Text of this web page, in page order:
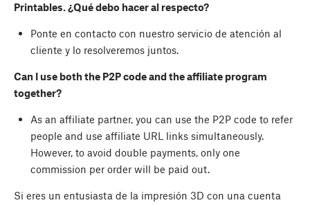
Printables. ¿Qué debo hacer al respecto?
Ponte en contacto con nuestro servicio de atención al
cliente y lo resolveremos juntos.
Can I use both the P2P code and the affiliate program
together?
As an affiliate partner, you can use the P2P code to refer
people and use affiliate URL links simultaneously.
However, to avoid double payments, only one
commission per order will be paid out.
Si eres un entusiasta de la impresión 3D con una cuenta